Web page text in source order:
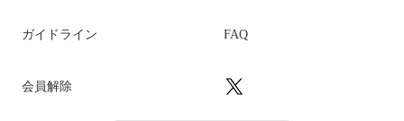
ガイドライン FAQ
会員解除